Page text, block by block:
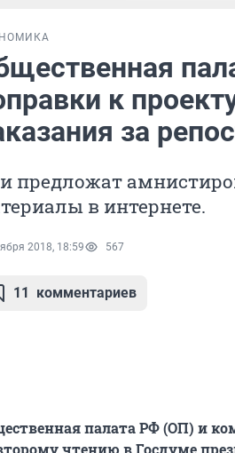
к
за
предложат
в интернете.
2018, 18:59 567
11 комментариев
палата РФ (ОП) и
чтению в Госдуме